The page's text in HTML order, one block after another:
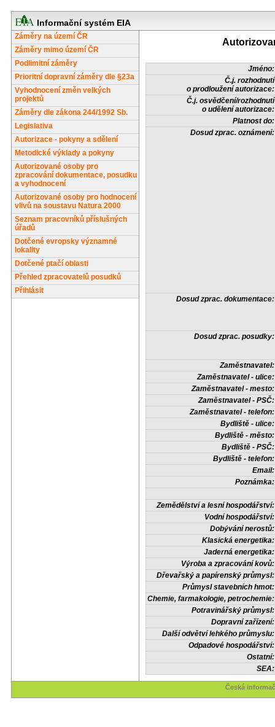
Informační systém EIA
Záměry na území ČR
Záměry mimo území ČR
Podlimitní záměry
Prioritní dopravní záměry dle §23a
Vyhodnocení změn velkých
projektů
Záměry dle zákona 244/1992 Sb.
Legislativa
Autorizace - pokyny a sdělení
Metodické výklady a pokyny
Autorizované osoby pro
zpracování dokumentace, posudku
a vyhodnocení
Autorizované osoby pro hodnocení
vlivů na soustavu Natura 2000
Seznam pracovníků příslušných
úřadů
Dotčené evropsky významné
lokality
Dotčené ptačí oblasti
Přehled zpracovatelů posudků
Přihlásit
Jméno:
Č.j. rozhodnutí
o prodloužení autorizace:
Č.j. osvědčení/rozhodnutí
o udělení autorizace:
Platnost do:
Dosud zprac. oznámení:
Dosud zprac. dokumentace:
Dosud zprac. posudky:
Zaměstnavatel:
Zaměstnavatel - ulice:
Zaměstnavatel - mesto:
Zaměstnavatel - PSČ:
Zaměstnavatel - telefon:
Bydliště - ulice:
Bydliště - město:
Bydliště - PSČ:
Bydliště - telefon:
Email:
Poznámka:
Zemědělství a lesní hospodářství:
Vodní hospodářství:
Dobývání nerostů:
Klasická energetika:
Jaderná energetika:
Výroba a zpracování kovů:
Dřevařský a papírenský průmysl:
Průmysl stavebních hmot:
Chemie, farmakologie, petrochemie:
Potravinářský průmysl:
Dopravní zařízení:
Další odvětví lehkého průmyslu:
Odpadové hospodářství:
Ostatní:
SEA:
Česká